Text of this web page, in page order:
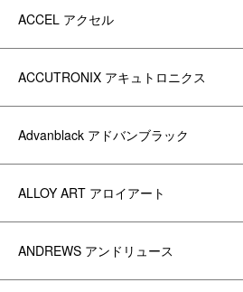
ACCEL アクセル
ACCUTRONIX アキュトロニクス
Advanblack アドバンブラック
ALLOY ART アロイアート
ANDREWS アンドリュース